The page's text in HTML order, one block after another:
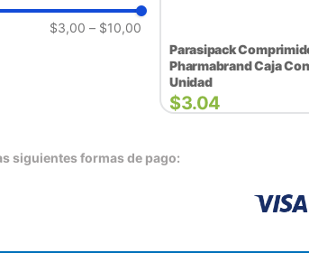
$3,00 – $10,00
Parasipack
Pharmabrand Caja Con
Unidad
$3.04
siguientes formas de pago: